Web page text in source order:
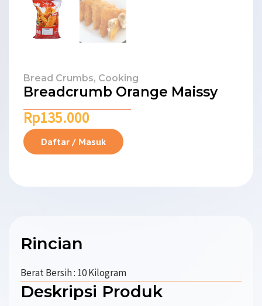
Bread Crumbs, Cooking
Breadcrumb Orange Maissy
Rp135.000
Daftar / Masuk
Rincian
Berat Bersih : 10 Kilogram
Deskripsi Produk